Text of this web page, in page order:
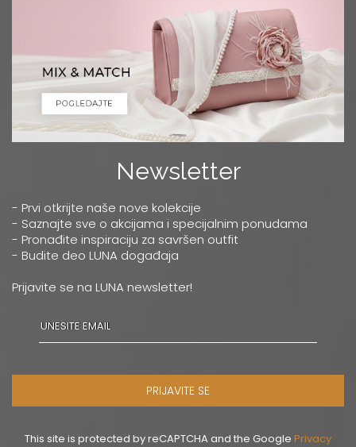
Newsletter
- Prvi otkrijte naše nove kolekcije
- Saznajte sve o akcijama i specijalnim ponudama
- Pronađite inspiraciju za savršen outfit
- Budite deo LUNA događaja
Prijavite se na LUNA newsletter!
PRIJAVITE SE
This site is protected by reCAPTCHA and the Google Privacy